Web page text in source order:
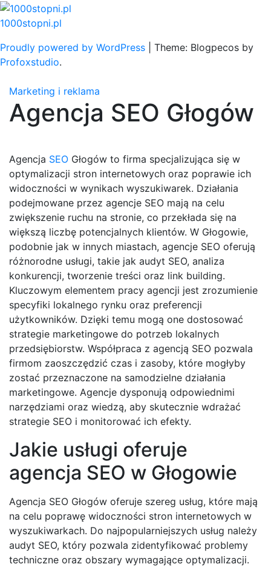
Skip
to
1000stopni.pl
Proudly powered by WordPress
Theme: Blogpecos by
Profoxstudio.
Marketing i reklama
Agencja SEO Głogów
Agencja SEO Głogów to firma specjalizująca się w
optymalizacji stron internetowych oraz poprawie ich
widoczności w wynikach wyszukiwarek. Działania
podejmowane przez agencje SEO mają na celu
zwiększenie ruchu na stronie, co przekłada się na
większą liczbę potencjalnych klientów. W Głogowie,
podobnie jak w innych miastach, agencje SEO oferują
różnorodne usługi, takie jak audyt SEO, analiza
konkurencji, tworzenie treści oraz link building.
Kluczowym elementem pracy agencji jest zrozumienie
specyfiki lokalnego rynku oraz preferencji
użytkowników. Dzięki temu mogą one dostosować
strategie marketingowe do potrzeb lokalnych
przedsiębiorstw. Współpraca z agencją SEO pozwala
firmom zaoszczędzić czas i zasoby, które mogłyby
zostać przeznaczone na samodzielne działania
marketingowe. Agencje dysponują odpowiednimi
narzędziami oraz wiedzą, aby skutecznie wdrażać
strategie SEO i monitorować ich efekty.
Jakie usługi oferuje
agencja SEO w Głogowie
Agencja SEO Głogów oferuje szereg usług, które mają
na celu poprawę widoczności stron internetowych w
wyszukiwarkach. Do najpopularniejszych usług należy
audyt SEO, który pozwala zidentyfikować problemy
techniczne oraz obszary wymagające optymalizacji.